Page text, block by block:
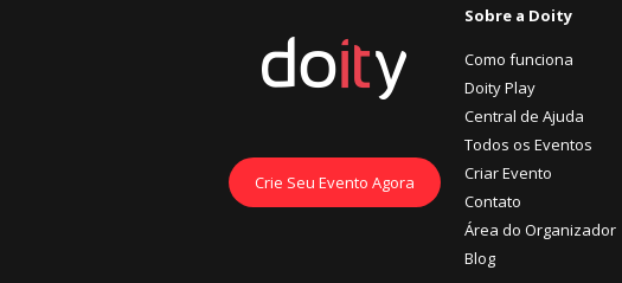
Crie Seu Evento Agora
Sobre a Doity
Como funciona
Doity Play
Central de Ajuda
Todos os Eventos
Criar Evento
Contato
Área do Organizador
Blog